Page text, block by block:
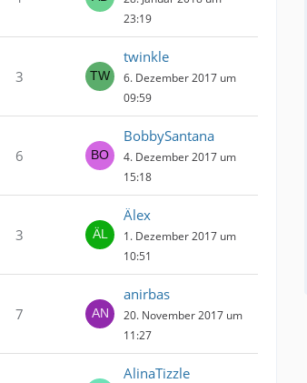
23:19
3
twinkle
6. Dezember 2017 um
09:59
6
BobbySantana
4. Dezember 2017 um
15:18
3
Älex
1. Dezember 2017 um
10:51
7
anirbas
20. November 2017 um
11:27
AlinaTizzle